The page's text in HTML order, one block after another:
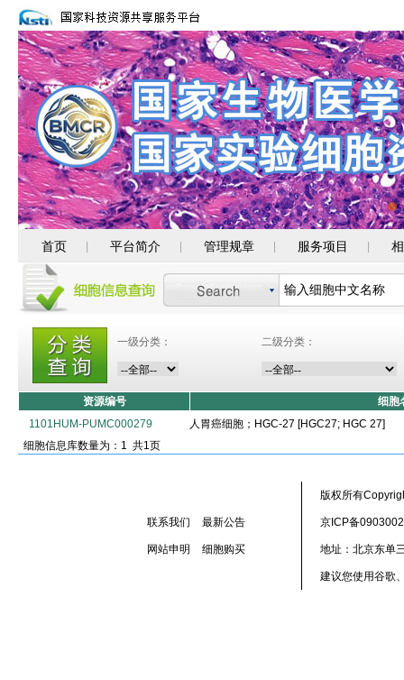
首页 平台简介 管理规章 服务项目
一级分类： 二级分类：
资源编号
细胞
1101HUM-PUMC000279
人胃癌细胞；HGC-27 [HGC27; HGC 27]
细胞信息库数量为：1 共1页
联系我们 最新公告
网站申明 细胞购买
版权所有
京ICP备
地址：北京东单
建议您使用谷歌